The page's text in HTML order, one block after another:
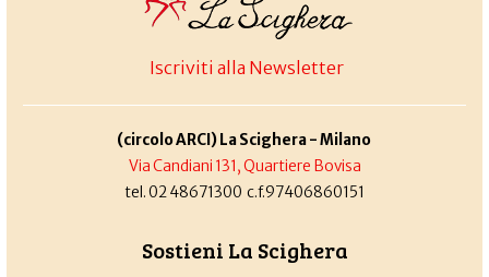
Iscriviti alla Newsletter
(circolo ARCI) La Scighera - Milano
Via Candiani 131, Quartiere Bovisa
tel. 02 48671300 c.f.97406860151
Sostieni La Scighera